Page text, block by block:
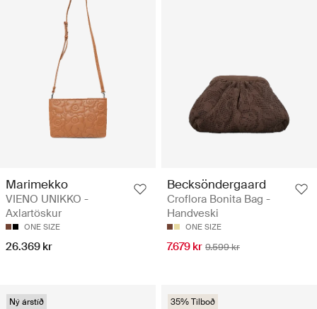
Marimekko
VIENO UNIKKO -
Axlartöskur
ONE SIZE
26.369 kr
Becksöndergaard
Croflora Bonita Bag -
Handveski
ONE SIZE
7.679 kr 9.599 kr
Ný árstíð 35% Tilboð